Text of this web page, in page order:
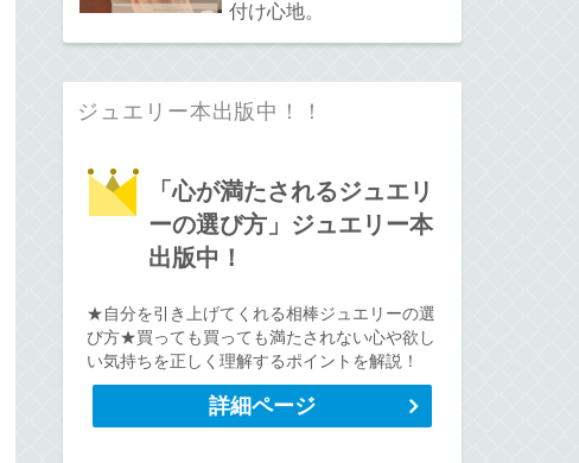
付け心地。
ジュエリー本出版中！！
「心が満たされるジュエリ
ーの選び方」ジュエリー本
出版中！
★自分を引き上げてくれる相棒ジュエリーの選
び方★買っても買っても満たされない心や欲し
い気持ちを正しく理解するポイントを解説！
詳細ページ